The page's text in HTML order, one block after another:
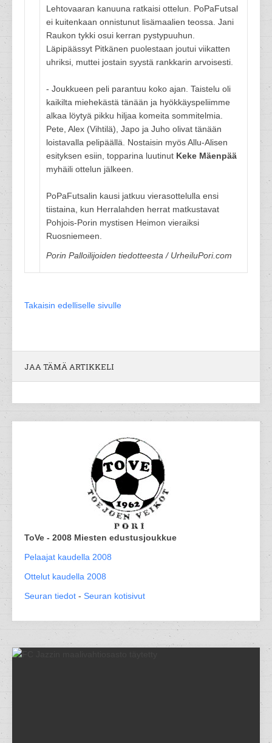
Lehtovaaran kanuuna ratkaisi ottelun. PoPaFutsal
ei kuitenkaan onnistunut lisämaalien teossa. Jani
Raukon tykki osui kerran pystypuuhun.
Läpipäässyt Pitkänen puolestaan joutui viikatten
uhriksi, muttei jostain syystä rankkarin arvoisesti.
- Joukkueen peli parantuu koko ajan. Taistelu oli
kaikilta miehekästä tänään ja hyökkäyspeliimme
alkaa löytyä pikku hiljaa komeita sommitelmia.
Pete, Alex (Vihtilä), Japo ja Juho olivat tänään
loistavalla pelipäällä. Nostaisin myös Allu-Alisen
esityksen esiin, topparina luutinut Keke Mäenpää
myhäili ottelun jälkeen.
PoPaFutsalin kausi jatkuu vierasottelulla ensi
tiistaina, kun Herralahden herrat matkustavat
Pohjois-Porin mystisen Heimon vieraiksi
Ruosniemeen.
Porin Palloilijoiden tiedotteesta / UrheiluPori.com
Takaisin edelliselle sivulle
JAA TÄMÄ ARTIKKELI
ToVe - 2008 Miesten edustusjoukkue
Pelaajat kaudella 2008
Ottelut kaudella 2008
Seuran tiedot - Seuran kotisivut